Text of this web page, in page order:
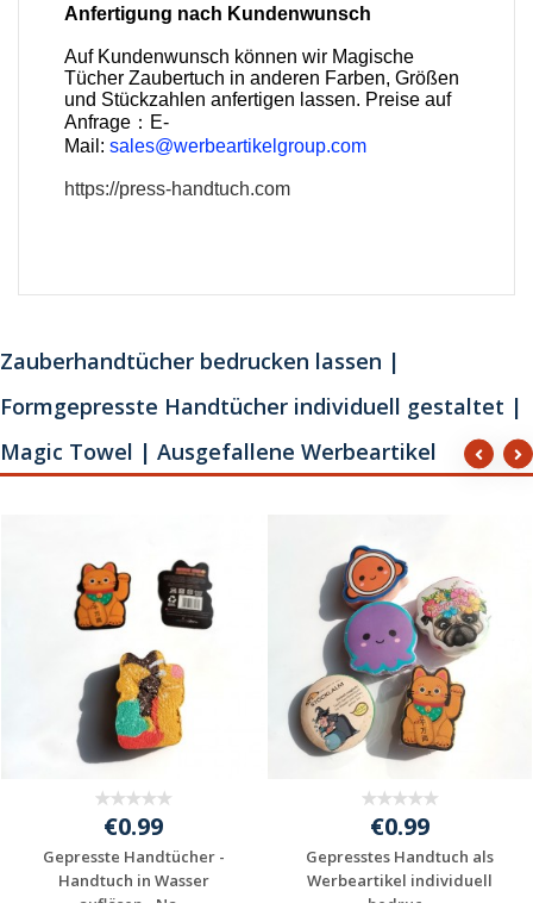
Anfertigung nach Kundenwunsch
Auf Kundenwunsch können wir Magische
Tücher Zaubertuch in anderen Farben, Größen
und Stückzahlen anfertigen lassen. Preise auf
Anfrage：E-
Mail:sales@werbeartikelgroup.com
https://press-handtuch.com
Zauberhandtücher bedrucken lassen |
Formgepresste Handtücher individuell gestaltet |
Magic Towel | Ausgefallene Werbeartikel
€0.99
Gepresste Handtücher -
Handtuch in Wasser
auflösen - Na...
€0.99
Gepresstes Handtuch als
Werbeartikel individuell
bedruc...